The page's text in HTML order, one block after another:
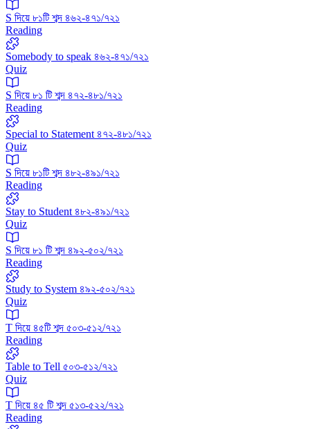
S দিয়ে ৮১টি শব্দ ৪৬২-৪৭১/৭২১
Reading
Somebody to speak ৪৬২-৪৭১/৭২১
Quiz
S দিয়ে ৮১ টি শব্দ ৪৭২-৪৮১/৭২১
Reading
Special to Statement ৪৭২-৪৮১/৭২১
Quiz
S দিয়ে ৮১টি শব্দ ৪৮২-৪৯১/৭২১
Reading
Stay to Student ৪৮২-৪৯১/৭২১
Quiz
S দিয়ে ৮১ টি শব্দ ৪৯২-৫০২/৭২১
Reading
Study to System ৪৯২-৫০২/৭২১
Quiz
T দিয়ে ৪৫টি শব্দ ৫০৩-৫১২/৭২১
Reading
Table to Tell ৫০৩-৫১২/৭২১
Quiz
T দিয়ে ৪৫ টি শব্দ ৫১৩-৫২২/৭২১
Reading